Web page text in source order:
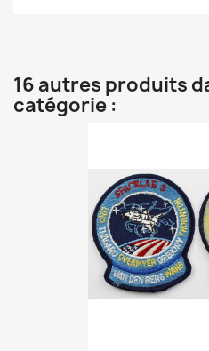
16 autres produits
catégorie :